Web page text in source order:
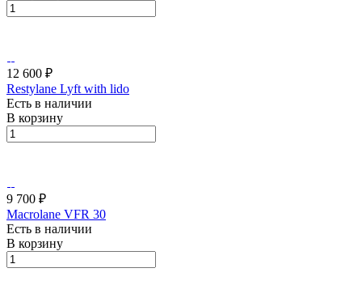
12 600 ₽
Restylane Lyft with lido
Есть в наличии
В корзину
9 700 ₽
Macrolane VFR 30
Есть в наличии
В корзину